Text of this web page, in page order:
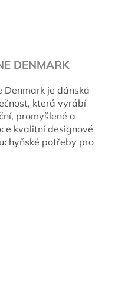
DENMARK
Denmark je dánská
která vyrábí
promyšlené a
kvalitní designové
potřeby pro